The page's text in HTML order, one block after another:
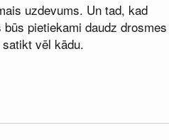
uzdevums. Un tad, kad
pietiekami daudz drosmes
vēl kādu.